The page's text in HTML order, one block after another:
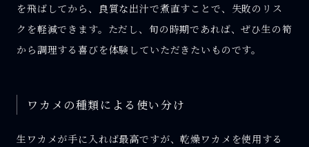
を飛ばしてから、良質な出汁で煮直すことで、失敗のリス
クを軽減できます。ただし、旬の時期であれば、ぜひ生の筍
から調理する喜びを体験していただきたいものです。
ワカメの種類による使い分け
生ワカメが手に入れば最高ですが、乾燥ワカメを使用する